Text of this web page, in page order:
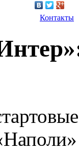
Контакты